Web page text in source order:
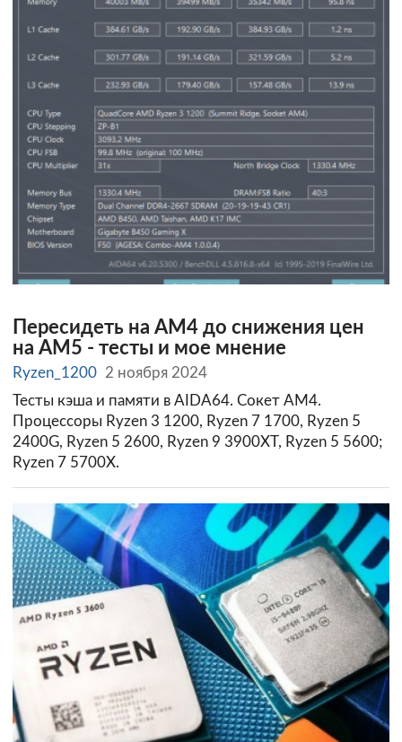
Пересидеть на AM4 до снижения цен
на AM5 - тесты и мое мнение
Ryzen_1200 2 ноября 2024
Тесты кэша и памяти в AIDA64. Сокет AM4.
Процессоры Ryzen 3 1200, Ryzen 7 1700, Ryzen 5
2400G, Ryzen 5 2600, Ryzen 9 3900XT, Ryzen 5 5600;
Ryzen 7 5700X.